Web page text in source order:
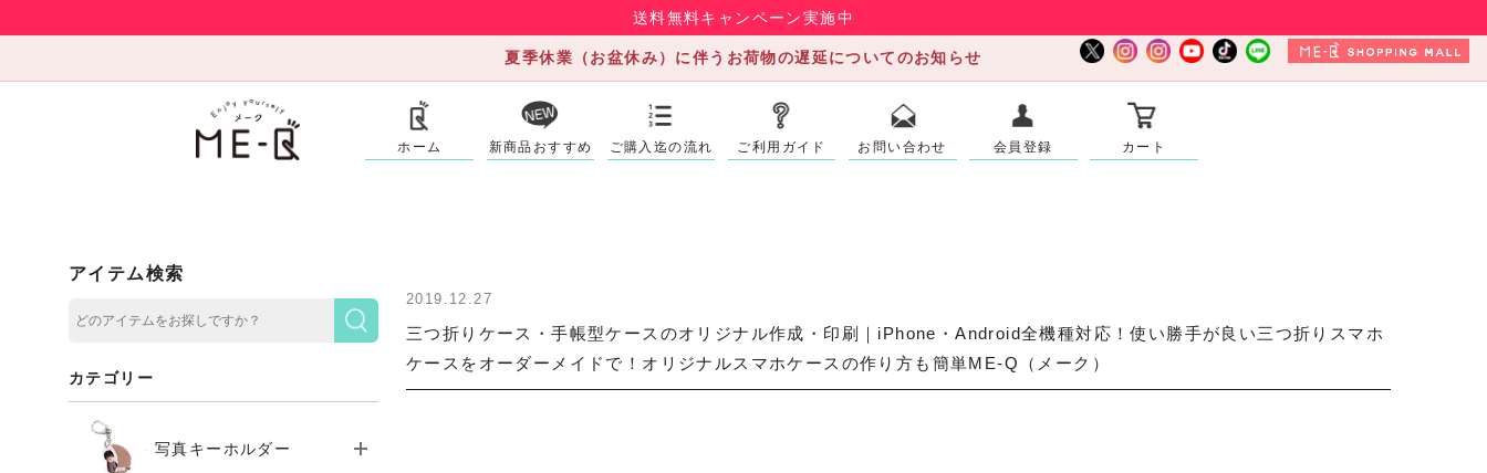
送料無料キャンペーン実施中
夏季休業（お盆休み）に伴うお荷物の遅延についてのお知らせ
ホーム 新商品おすすめ ご購入迄の流れ ご利用ガイド お問い合わせ 会員登録 カート
2019.12.27
三つ折りケース・手帳型ケースのオリジナル作成・印刷｜iPhone・Android全機種対応！使い勝手が良い三つ折りスマホ
ケースをオーダーメイドで！オリジナルスマホケースの作り方も簡単ME-Q（メーク）
アイテム検索
カテゴリー
写真キーホルダー